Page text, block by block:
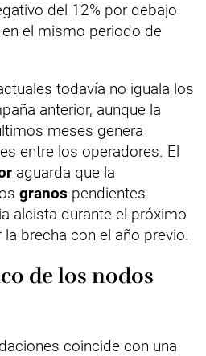
del 12% por debajo
el mismo periodo de
todavía no iguala los
anterior, aunque la
meses genera
entre los operadores. El
aguarda que la
granos pendientes
alcista durante el próximo
brecha con el año previo.
de los nodos
coincide con una